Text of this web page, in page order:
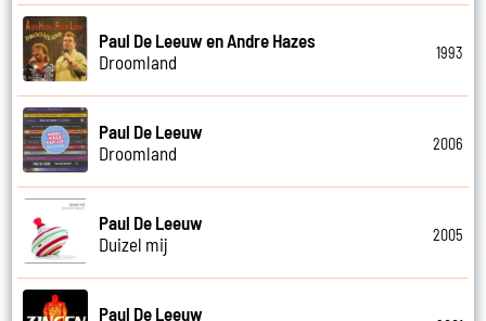
Paul De Leeuw en Andre Hazes
Droomland
1993
Paul De Leeuw
Droomland
2006
Paul De Leeuw
Duizel mij
2005
Paul De Leeuw